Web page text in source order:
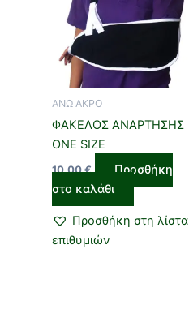
ΑΝΩ ΑΚΡΟ
ΦΑΚΕΛΟΣ ΑΝΑΡΤΗΣΗΣ
ONE SIZE
10,00€
Προσθήκη
στο καλάθι
Προσθήκη στη λίστα
επιθυμιών